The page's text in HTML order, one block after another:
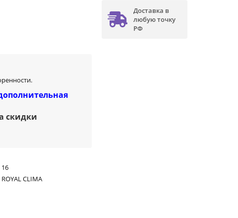
скидки
16
ROYAL CLIMA
Доставка в
любую точку
РФ